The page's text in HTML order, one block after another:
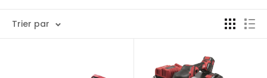
Trier par